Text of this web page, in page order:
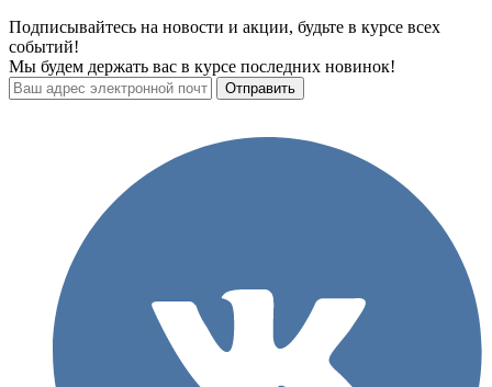
Подписывайтесь на новости и акции, будьте в курсе всех
событий!
Мы будем держать вас в курсе последних новинок!